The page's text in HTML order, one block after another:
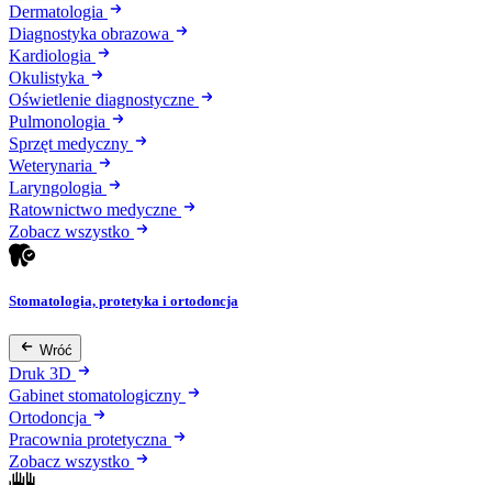
Dermatologia
Diagnostyka obrazowa
Kardiologia
Okulistyka
Oświetlenie diagnostyczne
Pulmonologia
Sprzęt medyczny
Weterynaria
Laryngologia
Ratownictwo medyczne
Zobacz wszystko
Stomatologia, protetyka i ortodoncja
Wróć
Druk 3D
Gabinet stomatologiczny
Ortodoncja
Pracownia protetyczna
Zobacz wszystko